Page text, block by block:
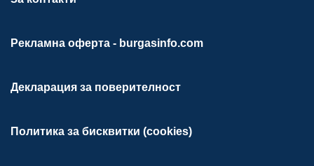
Рекламна оферта - burgasinfo.com
Декларация за поверителност
Политика за бисквитки (cookies)